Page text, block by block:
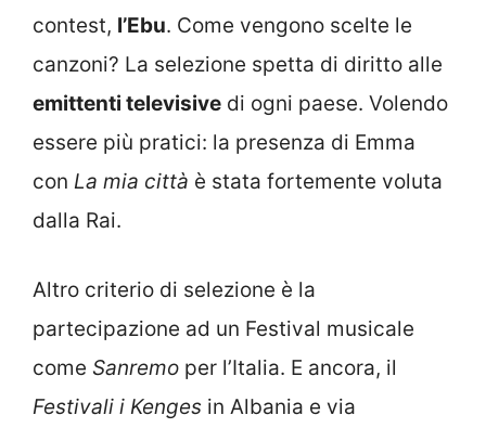
contest, l’Ebu. Come vengono scelte le
canzoni? La selezione spetta di diritto alle
emittenti televisive di ogni paese. Volendo
essere più pratici: la presenza di Emma
con La mia città è stata fortemente voluta
dalla Rai.
Altro criterio di selezione è la
partecipazione ad un Festival musicale
come Sanremo per l’Italia. E ancora, il
Festivali i Kenges in Albania e via